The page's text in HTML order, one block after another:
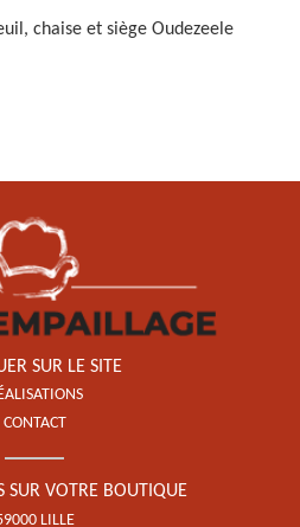
chaise et siège Oudezeele
SUR LE SITE
CONTACT
SUR VOTRE BOUTIQUE
LILLE